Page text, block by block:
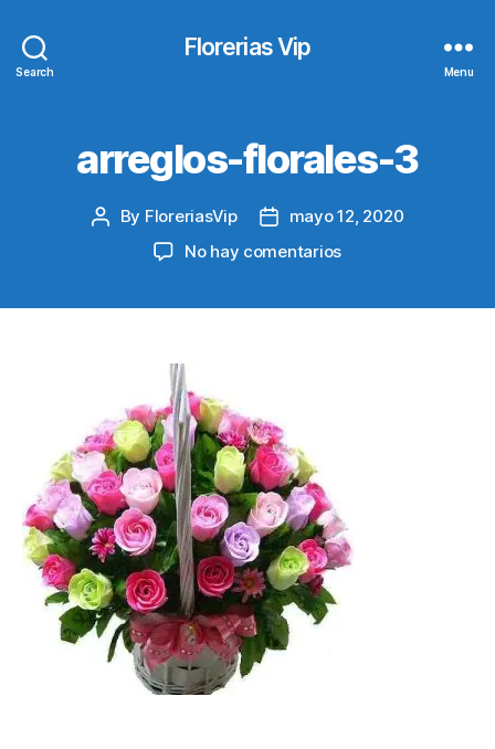
Search
Florerias Vip
Menu
arreglos-florales-3
Post
By FloreriasVip
Post
date
mayo 12, 2020
No hay comentariosen